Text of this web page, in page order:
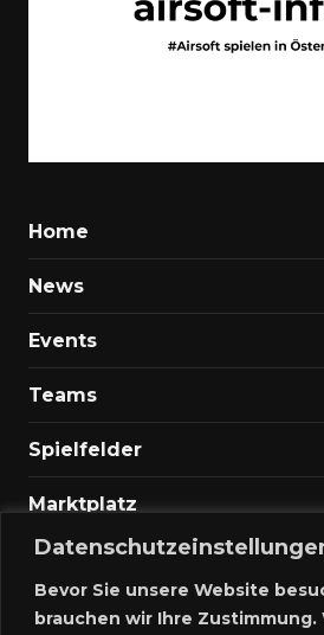
Bevor Sie unsere Website
brauchen wir Ihre Zustimmung.
Home
News
Events
Teams
Spielfelder
Marktplatz
Kontakt
Anmelden